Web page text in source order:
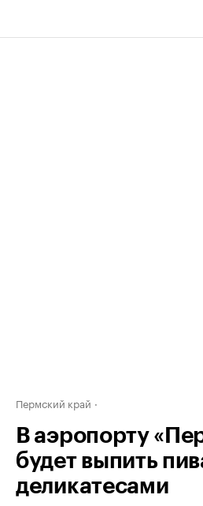
Пермский край
В аэропорту
будет выпить
деликатесами